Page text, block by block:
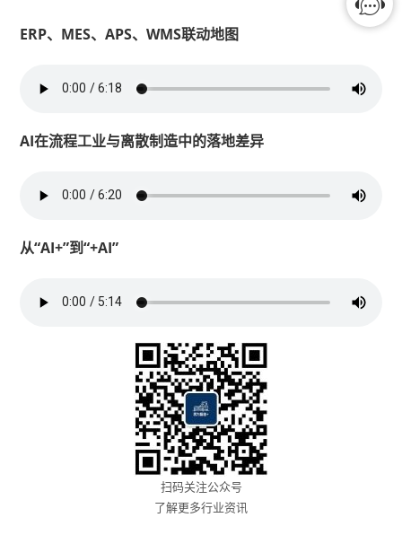
ERP、MES、APS、WMS联动地图
AI在流程工业与离散制造中的落地差异
从“AI+”到“+AI”
扫码关注公众号
了解更多行业资讯